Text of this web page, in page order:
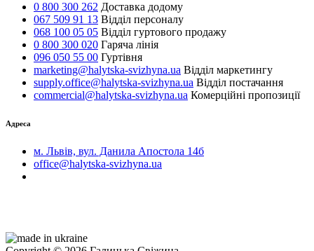
0 800 300 262 Доставка додому
067 509 91 13 Відділ персоналу
068 100 05 05 Відділ гуртового продажу
0 800 300 020 Гаряча лінія
096 050 55 00 Гуртівня
marketing@halytska-svizhyna.ua Відділ маркетингу
supply.office@halytska-svizhyna.ua Відділ постачання
commercial@halytska-svizhyna.ua Комерційні пропозиції
Адреса
м. Львів, вул. Данила Апостола 14б
office@halytska-svizhyna.ua